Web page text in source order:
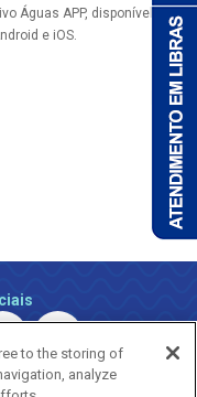
Águas APP, disponível
e iOS.
to the storing of
analyze